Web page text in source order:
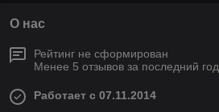
О нас
Рейтинг не сформирован
Менее 5 отзывов за последний год
Работает с 07.11.2014